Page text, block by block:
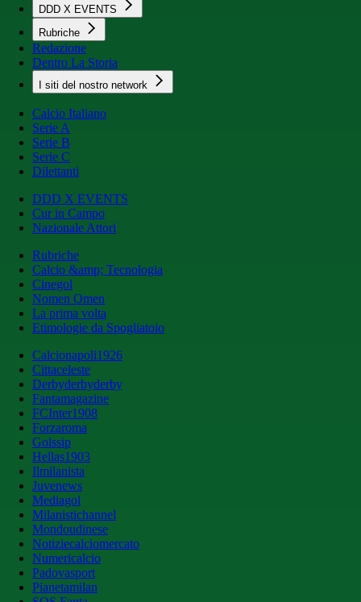
DDD X EVENTS
Rubriche
Redazione
Dentro La Storia
I siti del nostro network
Calcio Italiano
Serie A
Serie B
Serie C
Dilettanti
DDD X EVENTS
Cur in Campo
Nazionale Attori
Rubriche
Calcio &amp; Tecnologia
Cinegol
Nomen Omen
La prima volta
Etimologie da Spogliatoio
Calcionapoli1926
Cittaceleste
Derbyderbyderby
Fantamagazine
FCInter1908
Forzaroma
Golssip
Hellas1903
Ilmilanista
Juvenews
Mediagol
Milanistichannel
Mondoudinese
Notiziecalciomercato
Numericalcio
Padovasport
Pianetamilan